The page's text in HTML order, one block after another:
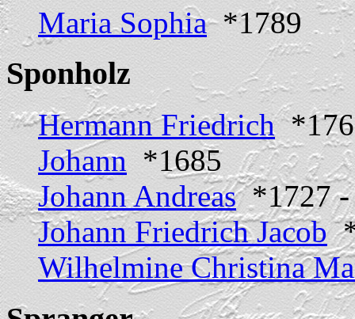
Maria Sophia*1789
Sponholz
Hermann Friedrich
Johann *1685
Johann Andreas*1727 -
Johann Friedrich Jacob
Wilhelmine Christina